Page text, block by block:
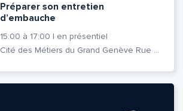
Préparer son entretien
d’embauche
15:00 à 17:00 | en présentiel
Cité des Métiers du Grand Genève Rue Prévost-Martin 6 1205 Genève